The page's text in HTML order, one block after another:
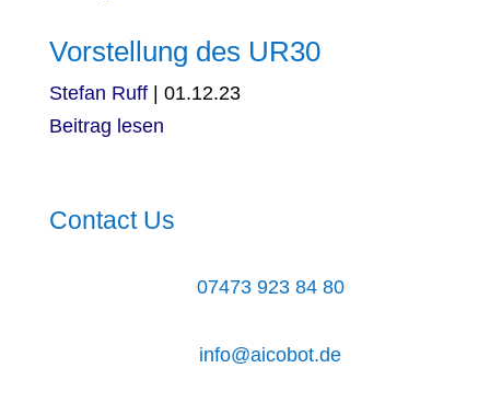
Vorstellung des UR30
Stefan Ruff
01.12.23
Beitrag lesen
Contact Us
07473 923 84 80
info@aicobot.de